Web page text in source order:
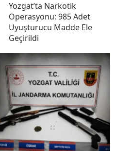
Yozgat’ta Narkotik
Operasyonu: 985 Adet
Uyuşturucu Madde Ele
Geçirildi